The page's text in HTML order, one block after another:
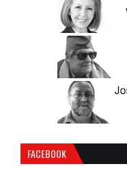
FACEBOOK